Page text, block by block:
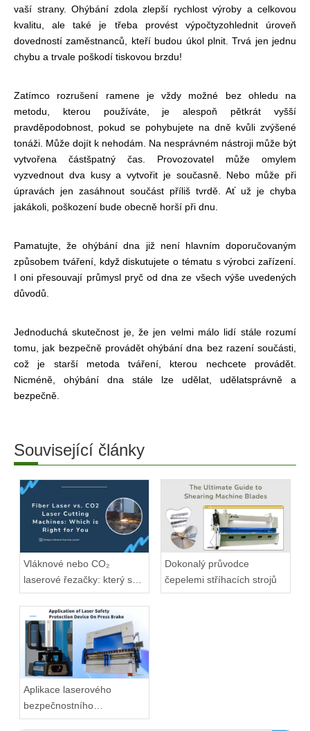
vaší strany. Ohýbání zdola zlepší rychlost výroby a celkovou
kvalitu, ale také je třeba provést výpočtyzohlednit úroveň
dovedností zaměstnanců, kteří budou úkol plnit. Trvá jen jednu
chybu a trvale poškodí tiskovou brzdu!
Zatímco rozrušení ramene je vždy možné bez ohledu na
metodu, kterou používáte, je alespoň pětkrát vyšší
pravděpodobnost, pokud se pohybujete na dně kvůli zvýšené
tonáži. Může dojít k nehodám. Na nesprávném nástroji může být
vytvořena částšpatný čas. Provozovatel může omylem
vyzvednout dva kusy a vytvořit je současně. Nebo může při
úpravách jen zasáhnout součást příliš tvrdě. Ať už je chyba
jakákoli, poškození bude obecně horší při dnu.
Pamatujte, že ohýbání dna již není hlavním doporučovaným
způsobem tváření, když diskutujete o tématu s výrobci zařízení.
I oni přesouvají průmysl pryč od dna ze všech výše uvedených
důvodů.
Jednoduchá skutečnost je, že jen velmi málo lidí stále rozumí
tomu, jak bezpečně provádět ohýbání dna bez razení součásti,
což je starší metoda tváření, kterou nechcete provádět.
Nicméně, ohýbání dna stále lze udělat, udělatsprávně a
bezpečně.
Související články
Vláknové nebo CO₂
laserové řezačky: který se
hodí?
Dokonalý průvodce
čepelemi stříhacích strojů
Aplikace laserového
bezpečnostního
ochranného zařízení na